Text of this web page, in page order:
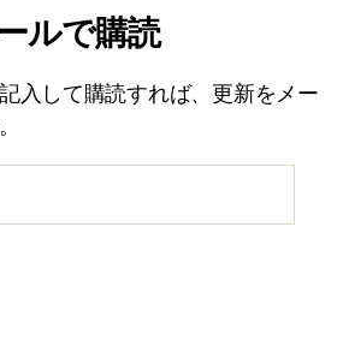
ルで購読
入して購読すれば、更新をメー